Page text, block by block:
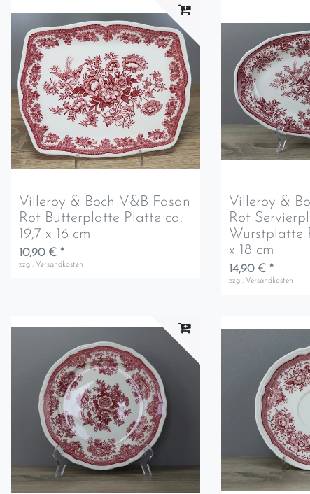
Villeroy & Boch V&B Fasan
Rot Butterplatte Platte ca.
19,7 x 16 cm
10,90 € *
zzgl. Versandkosten
Villeroy &
Rot
Wurstplatte
x 18 cm
14,90 € *
zzgl. Versandkosten